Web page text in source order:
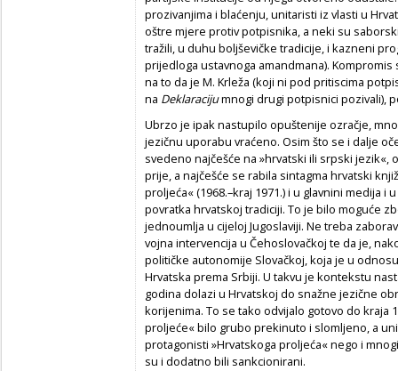
prozivanjima i blaćenju, unitaristi iz vlasti u
oštre mjere protiv potpisnika, a neki su
tražili, u duhu boljševičke tradicije, i kazneni
prijedloga ustavnoga amandmana).
na to da je M. Krleža (koji ni pod pritiscima
na Deklaracijumnogi drugi potpisnici pozivali),
Ubrzo je ipak nastupilo opuštenije ozračje,
jezičnu uporabu vraćeno. Osim što se i dalje
svedeno najčešće na »hrvatski ili srpski
prije, a najčešće se rabila sintagma hrvatski
proljeća« (1968.–kraj 1971.) i u glavnini medija
povratka hrvatskoj tradiciji. To je bilo moguće
jednoumlja u cijeloj Jugoslaviji. Ne treba
vojna intervencija u Čehoslovačkoj te da je,
političke autonomije Slovačkoj, koja je u
Hrvatska prema Srbiji. U takvu je kontekstu
godina dolazi u Hrvatskoj do snažne jezične
korijenima. To se tako odvijalo gotovo do kraja
proljeće« bilo grubo prekinuto i slomljeno, a
protagonisti »Hrvatskoga proljeća« nego i
su i dodatno bili sankcionirani.